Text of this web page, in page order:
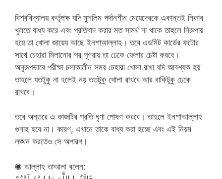
বিশ্ববিদ্যালয় কর্তৃপক্ষ যদি মুসলিম পর্দানশীন মেয়েদেরকে একান্তই নিকাব
খুলতে বাধ্য করে এবং প্রতিবাদ করার মত সামর্থ না থাকে তাহলে নিরুপায়
হয়ে তা খোলা জায়েয আছে ইনশাআল্লাহ। তবে এডমিট কার্ডের ফটোর
সাথে চেহারা মিলানোর পর পূণরায় তা ঢেকে ফেলার চেষ্টা করবে।
অনুরূপভাবে পরীক্ষা চলাকালীন সময় চেহারা খোলা রাখা যদি আবশ্যক হয়
তাহলে যতটুকু না হলেই নয় ততটুকু খোলা রাখবে আর বাকিটুকু ঢেকে
রাখবে।
তবে অন্তরে এ কাজটির প্রতি ঘৃণা পোষণ করবে। তাহলে ইনশাআল্লাহ
গুনাহ হবে না। কারণ, এখানে তাকে বাধ্য করা হচ্ছে এবং এই নিয়ম
লঙ্ঘন করতেও সে অপারগ।
◉ আল্লাহ তাআলা বলেন: